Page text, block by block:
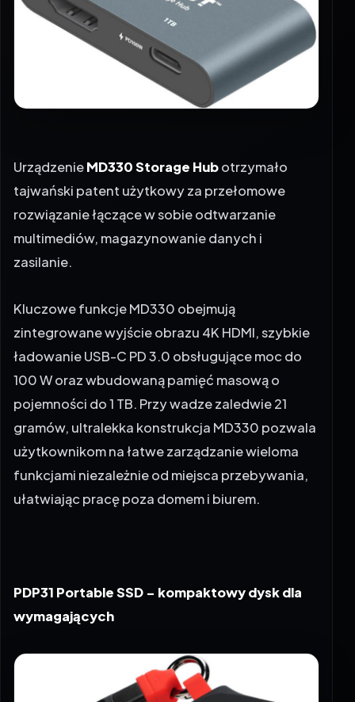
UrządzenieMD330 Storage Hubotrzymało
tajwański patent użytkowy za przełomowe
rozwiązanie łączące w sobie odtwarzanie
multimediów, magazynowanie danych i
zasilanie.
Kluczowe funkcje MD330 obejmują
zintegrowane wyjście obrazu 4K HDMI, szybkie
ładowanie USB-C PD 3.0 obsługujące moc do
100 W oraz wbudowaną pamięć masową o
pojemności do 1 TB. Przy wadze zaledwie 21
gramów, ultralekka konstrukcja MD330 pozwala
użytkownikom na łatwe zarządzanie wieloma
funkcjami niezależnie od miejsca przebywania,
ułatwiając pracę poza domem i biurem.
PDP31 Portable SSD – kompaktowy dysk dla
wymagających